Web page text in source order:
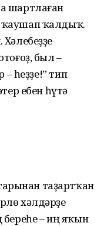
шартлаған
ҡаушап ҡалдыҡ.
был –
һеҙҙе!” тип
ебен һүтә
таҙартҡан
хәлдәрҙе
– иң яҡын